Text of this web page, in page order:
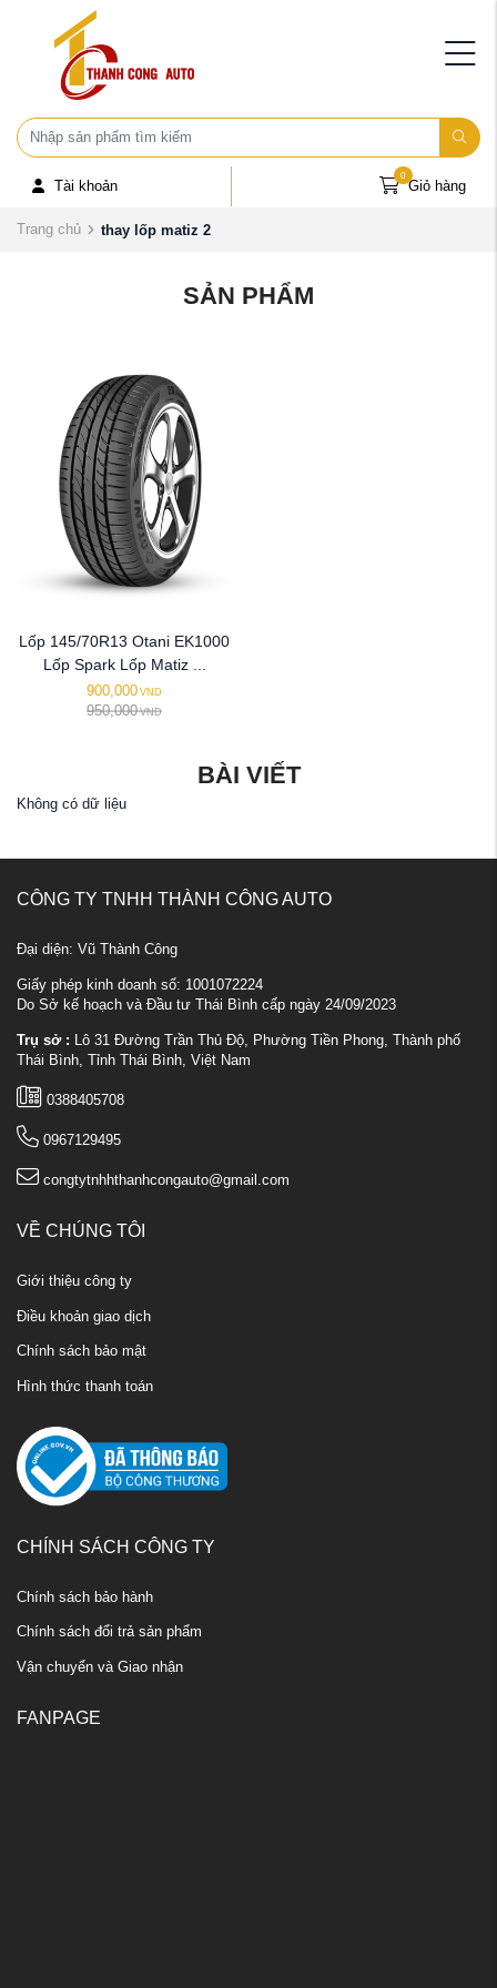
Tài khoản Giỏ hàng
0
Trang chủ thay lốp matiz 2
SẢN PHẨM
Lốp 145/70R13 Otani EK1000
Lốp Spark Lốp Matiz ...
900,000 VND
950,000 VND
BÀI VIẾT
Không có dữ liệu
CÔNG TY TNHH THÀNH CÔNG AUTO
Đại diện: Vũ Thành Công
Giấy phép kinh doanh số: 1001072224
Do Sở kế hoạch và Đầu tư Thái Bình cấp ngày 24/09/2023
Trụ sở : Lô 31 Đường Trần Thủ Độ, Phường Tiền Phong, Thành phố
Thái Bình, Tỉnh Thái Bình, Việt Nam
0388405708
0967129495
congtytnhhthanhcongauto@gmail.com
VỀ CHÚNG TÔI
Giới thiệu công ty
Điều khoản giao dịch
Chính sách bảo mật
Hình thức thanh toán
CHÍNH SÁCH CÔNG TY
Chính sách bảo hành
Chính sách đổi trả sản phẩm
Vận chuyển và Giao nhận
FANPAGE